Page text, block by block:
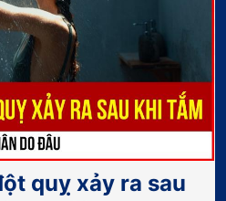
quỵ xảy ra sau